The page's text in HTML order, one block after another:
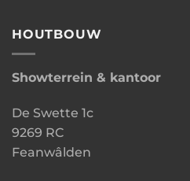
HOUTBOUW
Showterrein & kantoor
De Swette 1c
9269 RC
Feanwâlden